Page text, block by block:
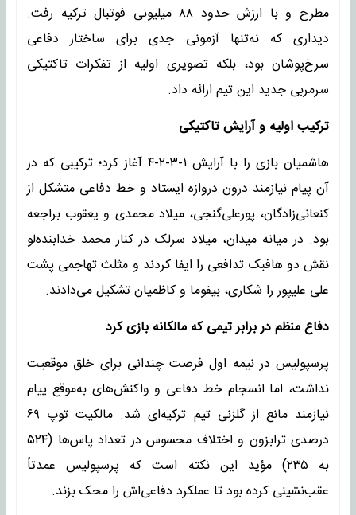
مطرح و با ارزش حدود ۸۸ میلیونی فوتبال ترکیه رفت.
دیداری که نه‌تنها آزمونی جدی برای ساختار دفاعی
سرخ‌پوشان بود، بلکه تصویری اولیه از تفکرات تاکتیکی
سرمربی جدید این تیم ارائه داد.
ترکیب اولیه و آرایش تاکتیکی
هاشمیان بازی را با آرایش ۱-۳-۲-۴ آغاز کرد؛ ترکیبی که در
آن پیام نیازمند درون دروازه ایستاد و خط دفاعی متشکل از
کنعانی‌زادگان، پورعلی‌گنجی، میلاد محمدی و یعقوب براجعه
بود. در میانه میدان، میلاد سرلک در کنار محمد خدابنده‌لو
نقش دو هافبک تدافعی را ایفا کردند و مثلث تهاجمی پشت
علی علیپور را شکاری، بیفوما و کاظمیان تشکیل می‌دادند.
دفاع منظم در برابر تیمی که مالکانه بازی کرد
پرسپولیس در نیمه اول فرصت چندانی برای خلق موقعیت
نداشت، اما انسجام خط دفاعی و واکنش‌های به‌موقع پیام
نیازمند مانع از گلزنی تیم ترکیه‌ای شد. مالکیت توپ ۶۹
درصدی ترابزون و اختلاف محسوس در تعداد پاس‌ها (۵۲۴
به ۲۳۵) مؤید این نکته است که پرسپولیس عمدتاً
عقب‌نشینی کرده بود تا عملکرد دفاعی‌اش را محک بزند.